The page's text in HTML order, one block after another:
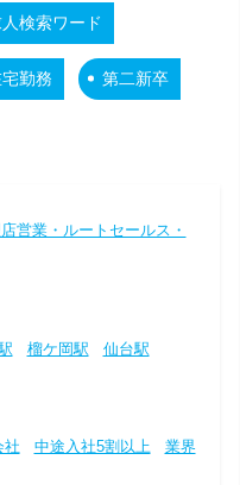
検索ワード
勤務 第二新卒
営業・ルートセールス・
榴ケ岡駅
仙台駅
社 中途入社5割以上
業界